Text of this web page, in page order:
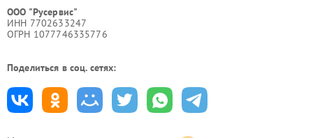
ООО "Русервис"
ИНН 7702633247
ОГРН 1077746335776
Поделиться в соц. сетях: